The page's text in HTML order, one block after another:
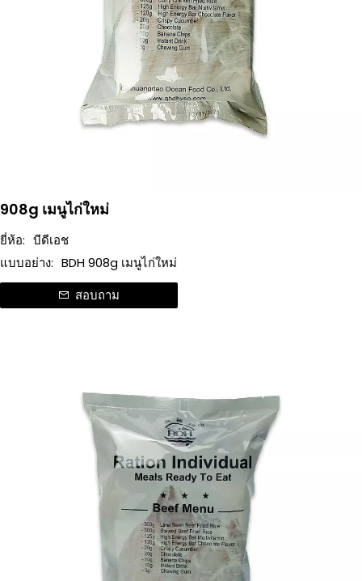
908g เมนูไก่ใหม่
ยี่ห้อ: บีดีเอช
แบบอย่าง: BDH 908g เมนูไก่ใหม่
สอบถาม